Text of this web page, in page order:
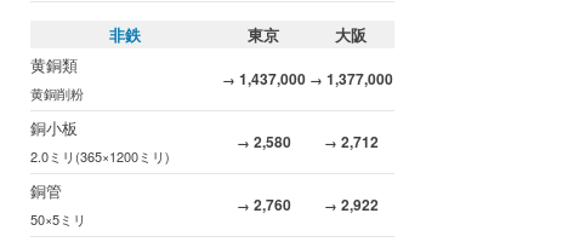
非鉄 東京
大阪
黄銅類
黄銅削粉
→ 1,437,000 → 1,377,000
銅小板
2.0ミリ(365×1200ミリ)
→ 2,580 → 2,712
銅管
50×5ミリ
→ 2,760 → 2,922